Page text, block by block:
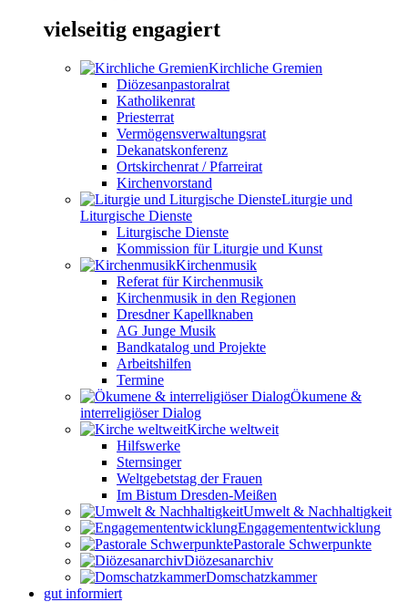
vielseitig engagiert
Kirchliche Gremien
Diözesanpastoralrat
Katholikenrat
Priesterrat
Vermögensverwaltungsrat
Dekanatskonferenz
Ortskirchenrat / Pfarreirat
Kirchenvorstand
Liturgie und
Liturgische Dienste
Liturgische Dienste
Kommission für Liturgie und Kunst
Kirchenmusik
Referat für Kirchenmusik
Kirchenmusik in den Regionen
Dresdner Kapellknaben
AG Junge Musik
Bandkatalog und Projekte
Arbeitshilfen
Termine
Ökumene &
interreligiöser Dialog
Kirche weltweit
Hilfswerke
Sternsinger
Weltgebetstag der Frauen
Im Bistum Dresden-Meißen
Umwelt & Nachhaltigkeit
Engagemententwicklung
Pastorale Schwerpunkte
Diözesanarchiv
Domschatzkammer
gut informiert